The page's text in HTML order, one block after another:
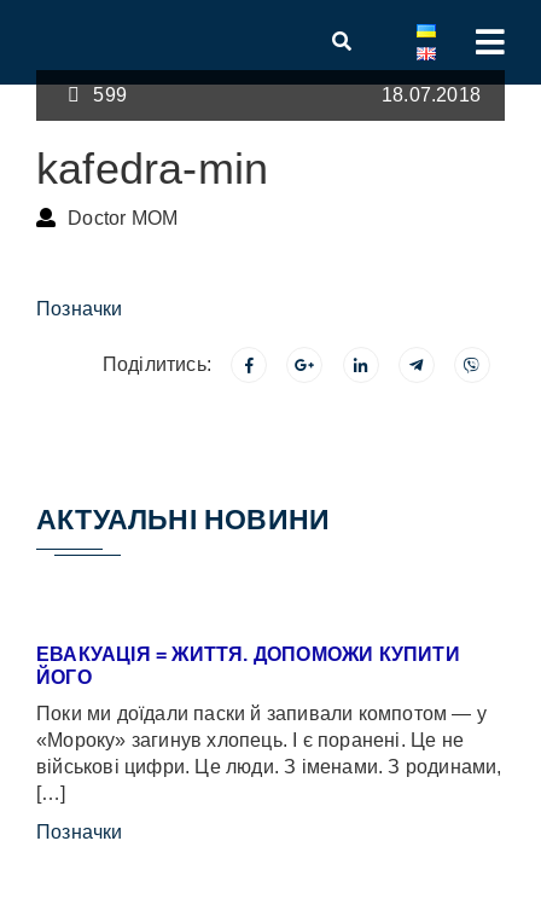
599 18.07.2018
kafedra-min
Doctor MOM
Позначки
Поділитись:
АКТУАЛЬНІ НОВИНИ
ЕВАКУАЦІЯ = ЖИТТЯ. ДОПОМОЖИ КУПИТИ
ЙОГО
Поки ми доїдали паски й запивали компотом — у
«Мороку» загинув хлопець. І є поранені. Це не
військові цифри. Це люди. З іменами. З родинами,
[…]
Позначки